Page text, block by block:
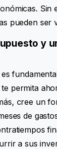
Sin
pueden ser
y
permita
cree un
de
a sus